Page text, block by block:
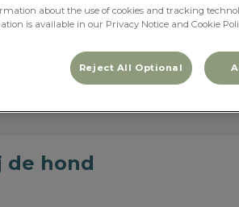
over de voortplanting
de hond
about the use of cookies and tracking
is available in our Privacy Notice and Cookie
Reject All Optional